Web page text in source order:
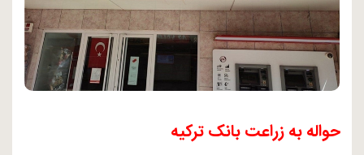
حواله به زراعت بانک ترکیه